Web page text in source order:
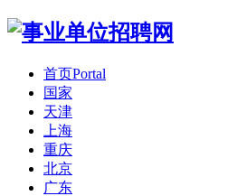
首页Portal
国家
天津
上海
重庆
北京
广东